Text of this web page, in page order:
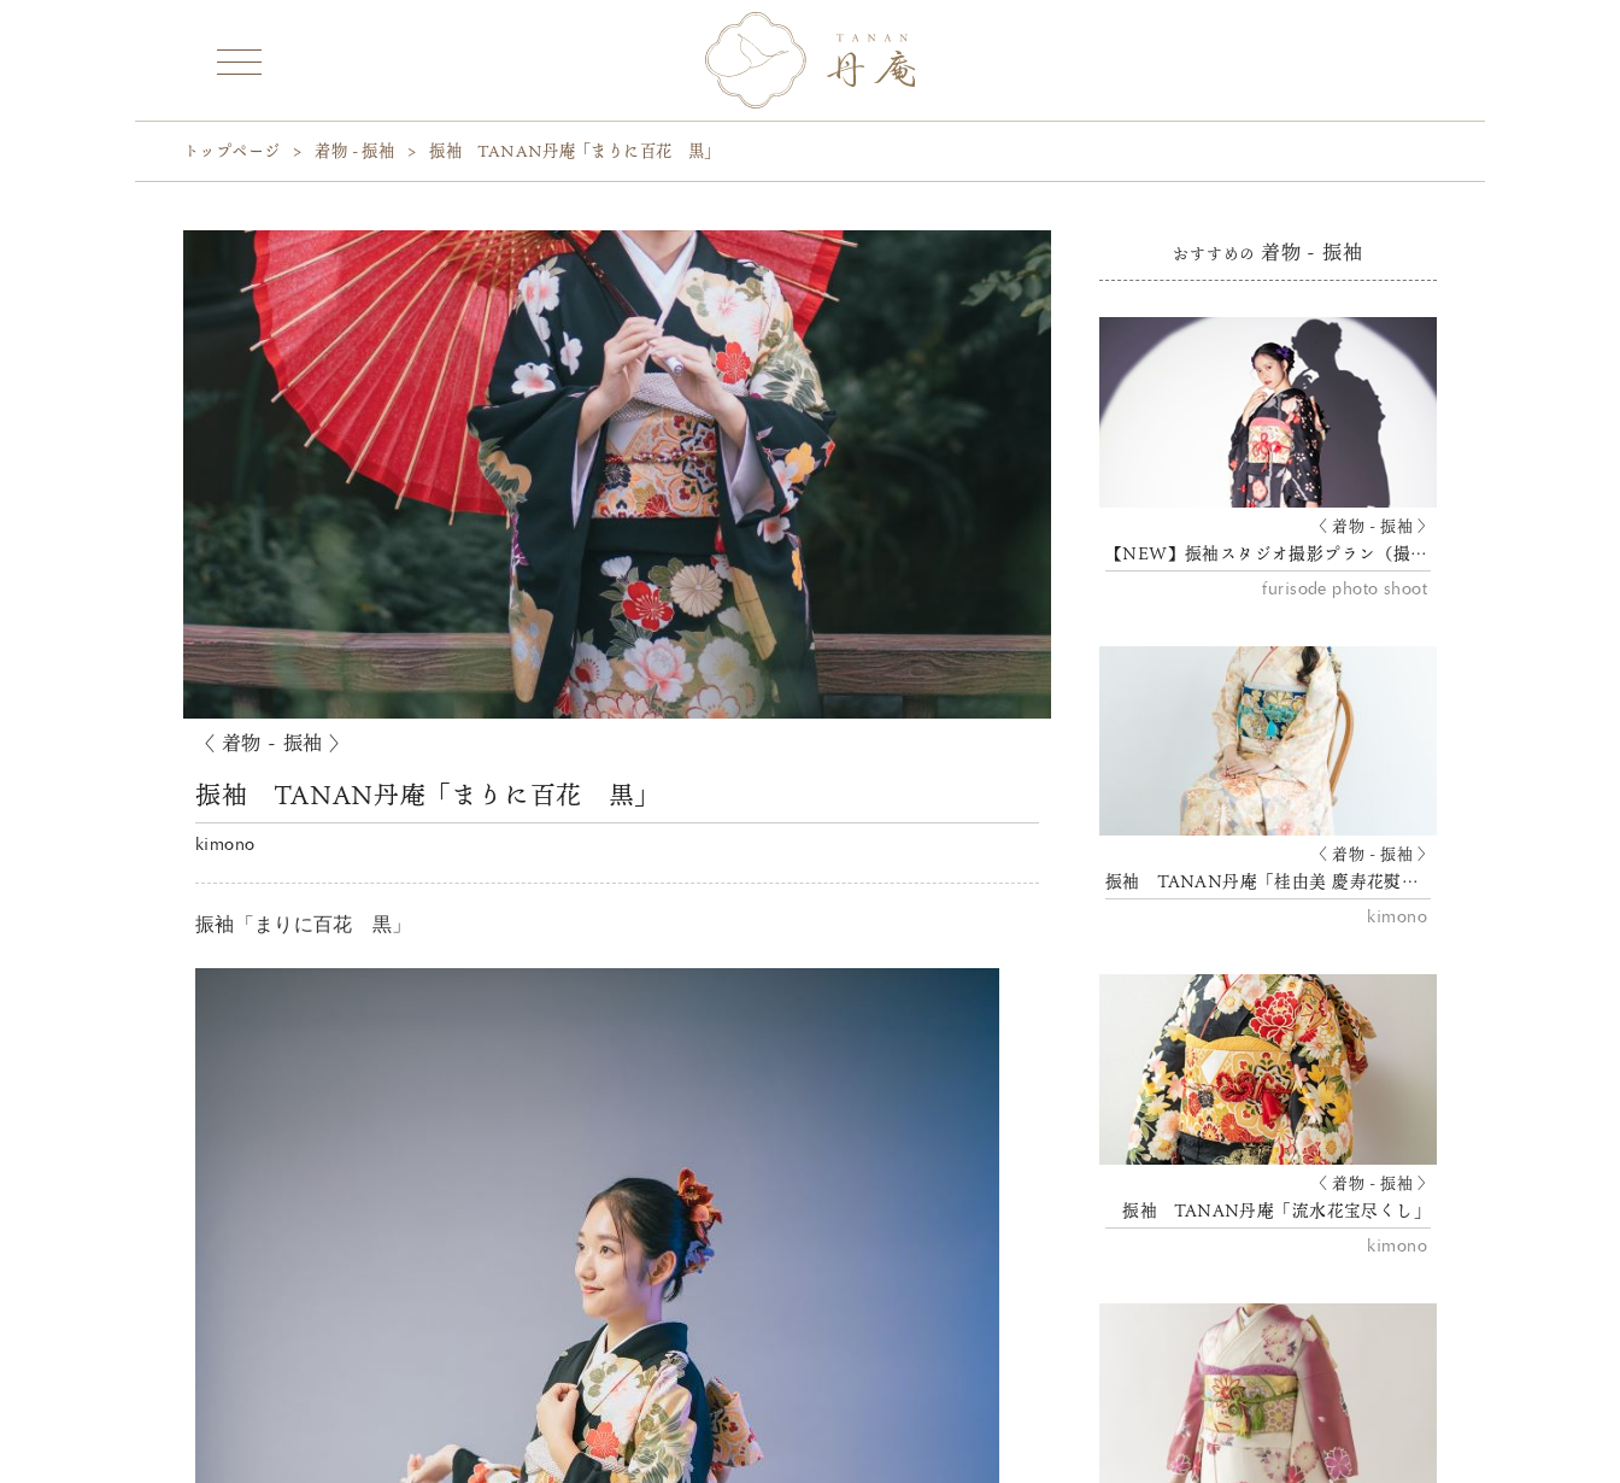
トップページ > 着物 - 振袖 > 振袖 TANAN丹庵「まりに百花 黒」
〈 着物 - 振袖 〉
振袖 TANAN丹庵「まりに百花 黒」
kimono
振袖「まりに百花 黒」
おすすめの着物 - 振袖
〈 着物 - 振袖 〉
【NEW】振袖スタジオ撮影プラン（撮影：中尾歓都己カメラマン）
furisode photo shoot
〈 着物 - 振袖 〉
振袖 TANAN丹庵「桂由美 慶寿花熨斗文様」
kimono
〈 着物 - 振袖 〉
振袖 TANAN丹庵「流水花宝尽くし」
kimono